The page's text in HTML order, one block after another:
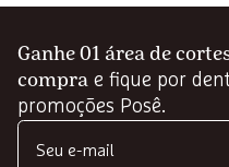
Ganhe 01 área de
compra e fique por
promoções Posê.